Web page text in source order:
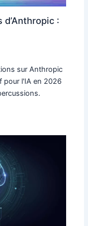
:
sur Anthropic
pour l'IA en 2026